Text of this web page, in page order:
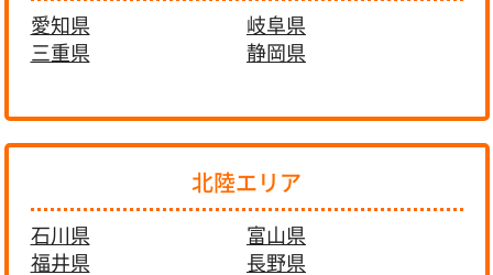
愛知県
岐阜県
三重県
静岡県
北陸エリア
石川県
富山県
福井県
長野県